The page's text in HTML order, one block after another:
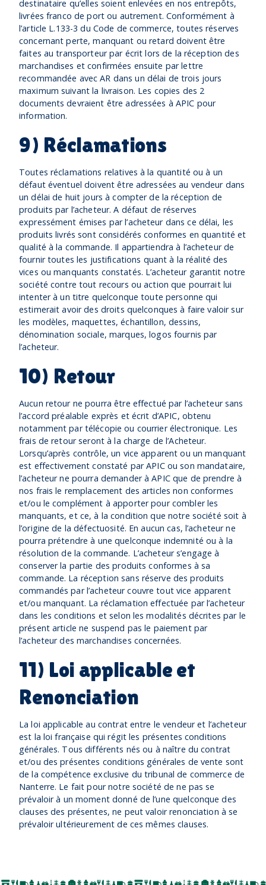
destinataire qu’elles soient enlevées en nos entrepôts,
livrées franco de port ou autrement. Conformément à
l’article L.133-3 du Code de commerce, toutes réserves
concernant perte, manquant ou retard doivent être
faites au transporteur par écrit lors de la réception des
marchandises et confirmées ensuite par lettre
recommandée avec AR dans un délai de trois jours
maximum suivant la livraison. Les copies des 2
documents devraient être adressées à APIC pour
information.
9) Réclamations
Toutes réclamations relatives à la quantité ou à un
défaut éventuel doivent être adressées au vendeur dans
un délai de huit jours à compter de la réception de
produits par l’acheteur. A défaut de réserves
expressément émises par l’acheteur dans ce délai, les
produits livrés sont considérés conformes en quantité et
qualité à la commande. Il appartiendra à l’acheteur de
fournir toutes les justifications quant à la réalité des
vices ou manquants constatés. L’acheteur garantit notre
société contre tout recours ou action que pourrait lui
intenter à un titre quelconque toute personne qui
estimerait avoir des droits quelconques à faire valoir sur
les modèles, maquettes, échantillon, dessins,
dénomination sociale, marques, logos fournis par
l’acheteur.
10) Retour
Aucun retour ne pourra être effectué par l’acheteur sans
l’accord préalable exprès et écrit d’APIC, obtenu
notamment par télécopie ou courrier électronique. Les
frais de retour seront à la charge de l’Acheteur.
Lorsqu’après contrôle, un vice apparent ou un manquant
est effectivement constaté par APIC ou son mandataire,
l’acheteur ne pourra demander à APIC que de prendre à
nos frais le remplacement des articles non conformes
et/ou le complément à apporter pour combler les
manquants, et ce, à la condition que notre société soit à
l’origine de la défectuosité. En aucun cas, l’acheteur ne
pourra prétendre à une quelconque indemnité ou à la
résolution de la commande. L’acheteur s’engage à
conserver la partie des produits conformes à sa
commande. La réception sans réserve des produits
commandés par l’acheteur couvre tout vice apparent
et/ou manquant. La réclamation effectuée par l’acheteur
dans les conditions et selon les modalités décrites par le
présent article ne suspend pas le paiement par
l’acheteur des marchandises concernées.
11) Loi applicable et
Renonciation
La loi applicable au contrat entre le vendeur et l’acheteur
est la loi française qui régit les présentes conditions
générales. Tous différents nés ou à naître du contrat
et/ou des présentes conditions générales de vente sont
de la compétence exclusive du tribunal de commerce de
Nanterre. Le fait pour notre société de ne pas se
prévaloir à un moment donné de l’une quelconque des
clauses des présentes, ne peut valoir renonciation à se
prévaloir ultérieurement de ces mêmes clauses.